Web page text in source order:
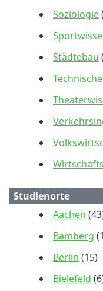
Soziologie
Städtebau
Studienorte
Aachen
Bamberg
Berlin (15)
Bielefeld